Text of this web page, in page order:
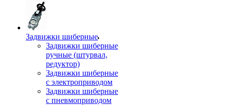
Задвижки шиберные
Задвижки шиберные
ручные (штурвал,
редуктор)
Задвижки шиберные
с электроприводом
Задвижки шиберные
с пневмоприводом